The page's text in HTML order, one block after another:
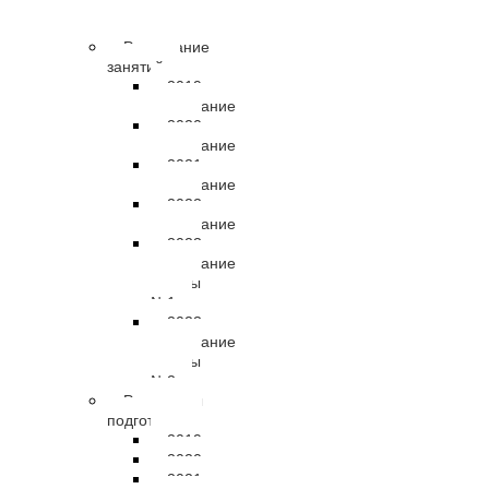
Расписание
занятий
2019
расписание
2020
расписание
2021
расписание
2022
расписание
2023
расписание
группы
№1
2023
расписание
группы
№2
Результаты
подготовки
2019
2020
2021